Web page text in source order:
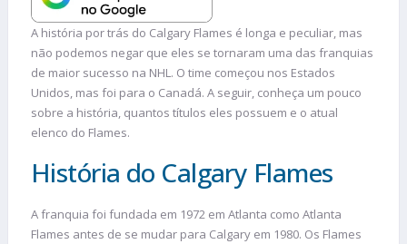
A história por trás do Calgary Flames é longa e peculiar, mas
não podemos negar que eles se tornaram uma das franquias
de maior sucesso na NHL. O time começou nos Estados
Unidos, mas foi para o Canadá. A seguir, conheça um pouco
sobre a história, quantos títulos eles possuem e o atual
elenco do Flames.
História do Calgary Flames
A franquia foi fundada em 1972 em Atlanta como Atlanta
Flames antes de se mudar para Calgary em 1980. Os Flames